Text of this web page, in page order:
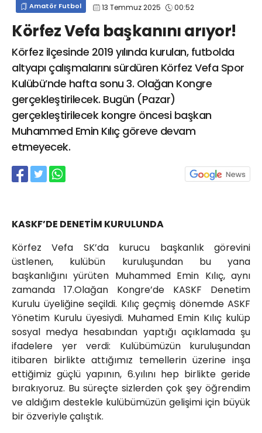
Amatör Futbol 13 Temmuz 2025 00:52
Körfez Vefa başkanını arıyor!
Körfez ilçesinde 2019 yılında kurulan, futbolda
altyapı çalışmalarını sürdüren Körfez Vefa Spor
Kulübü’nde hafta sonu 3. Olağan Kongre
gerçekleştirilecek. Bugün (Pazar)
gerçekleştirilecek kongre öncesi başkan
Muhammed Emin Kılıç göreve devam
etmeyecek.
KASKF’DE DENETİM KURULUNDA
Körfez Vefa SK’da kurucu başkanlık görevini
üstlenen, kulübün kuruluşundan bu yana
başkanlığını yürüten Muhammed Emin Kılıç, aynı
zamanda 17.Olağan Kongre’de KASKF Denetim
Kurulu üyeliğine seçildi. Kılıç geçmiş dönemde ASKF
Yönetim Kurulu üyesiydi. Muhamed Emin Kılıç kulüp
sosyal medya hesabından yaptığı açıklamada şu
ifadelere yer verdi: Kulübümüzün kuruluşundan
itibaren birlikte attığımız temellerin üzerine inşa
ettiğimiz güçlü yapının, 6.yılını hep birlikte geride
bırakıyoruz. Bu süreçte sizlerden çok şey öğrendim
ve aldığım destekle kulübümüzün gelişimi için büyük
bir özveriyle çalıştık.
info@spor41.com